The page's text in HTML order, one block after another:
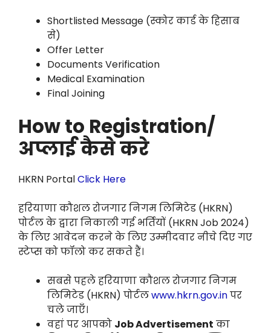
Shortlisted Message (स्कोर कार्ड के हिसाब
से)
Offer Letter
Documents Verification
Medical Examination
Final Joining
How to Registration/
अप्लाई कैसे करे
HKRN PortalClick Here
हरियाणा कौशल रोजगार निगम लिमिटेड (HKRN)
पोर्टल के द्वारा निकाली गई भर्तियों (HKRN Job 2024)
के लिए आवेदन करने के लिए उम्मीदवार नीचे दिए गए
स्टेप्स को फॉलो कर सकते हैं।
सबसे पहले हरियाणा कौशल रोजगार निगम
लिमिटेड (HKRN) पोर्टलwww.hkrn.gov.inपर
चले जाएँ।
वहां पर आपको Job Advertisement का